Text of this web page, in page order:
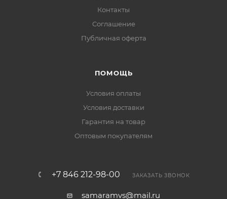
Контакты
Соглашение
Публичная оферта
ПОМОЩЬ
Условия оплаты
Условия доставки
Гарантия на товар
Оптовым покупателям
+7 846 212-98-00 ЗАКАЗАТЬ ЗВОНОК
samaramvs@mail.ru